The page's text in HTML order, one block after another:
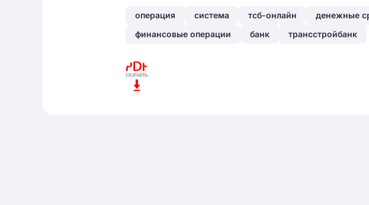
операция система тсб-онлайн
денежные
финансовые операции
банк трансстройбанк